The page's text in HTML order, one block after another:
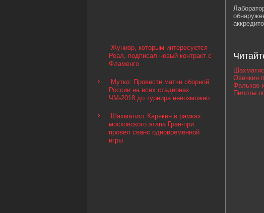
Жуниор, которым интересуется
Реал, подписал новый контракт с
Фламенго
Мутко: Провести матчи сборной
России на всех стадионах
ЧМ-2018 до турнира невозможно
Шахматист Карякин в рамках
московского этапа Гран-при
провел сеанс одновременной
игры
Овечкин
Фалькао
Пилоты